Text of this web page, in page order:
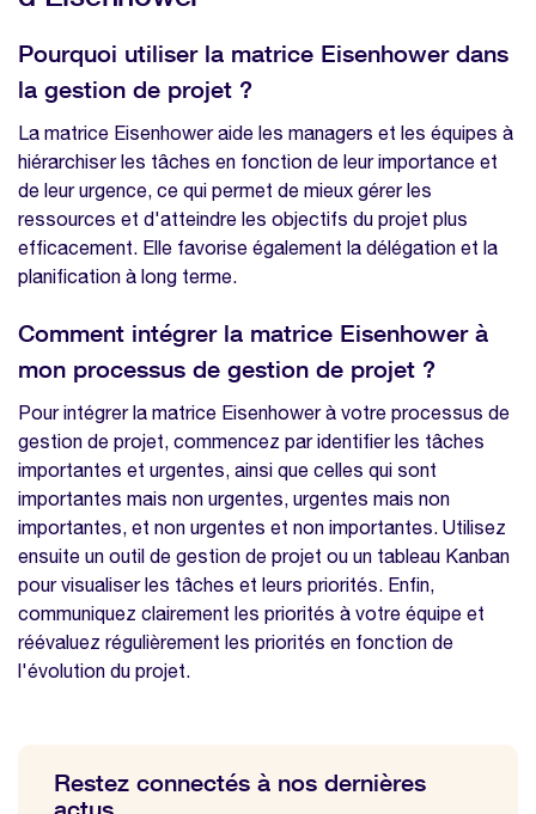
Pourquoi utiliser la matrice Eisenhower dans
la gestion de projet ?
La matrice Eisenhower aide les managers et les équipes à
hiérarchiser les tâches en fonction de leur importance et
de leur urgence, ce qui permet de mieux gérer les
ressources et d'atteindre les objectifs du projet plus
efficacement. Elle favorise également la délégation et la
planification à long terme.
Comment intégrer la matrice Eisenhower à
mon processus de gestion de projet ?
Pour intégrer la matrice Eisenhower à votre processus de
gestion de projet, commencez par identifier les tâches
importantes et urgentes, ainsi que celles qui sont
importantes mais non urgentes, urgentes mais non
importantes, et non urgentes et non importantes. Utilisez
ensuite un outil de gestion de projet ou un tableau Kanban
pour visualiser les tâches et leurs priorités. Enfin,
communiquez clairement les priorités à votre équipe et
réévaluez régulièrement les priorités en fonction de
l'évolution du projet.
Restez connectés à nos dernières
actus